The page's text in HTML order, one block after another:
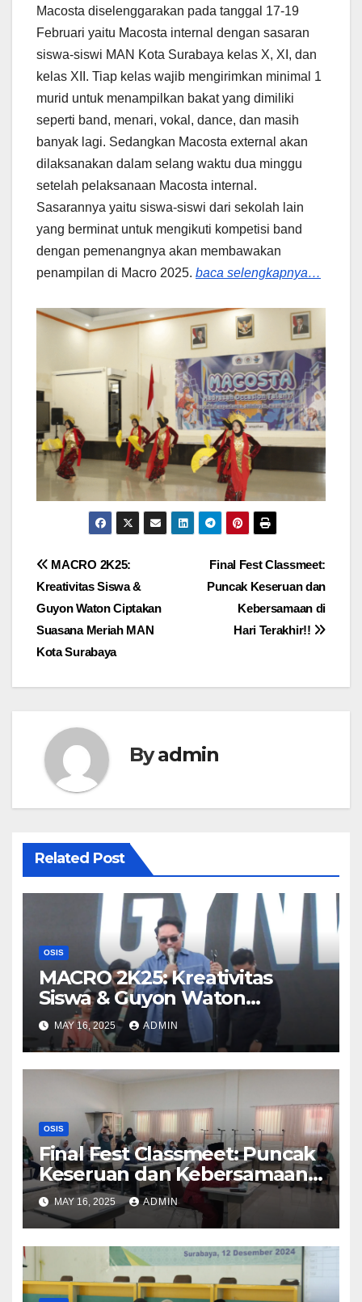
Macosta diselenggarakan pada tanggal 17-19
Februari yaitu Macosta internal dengan sasaran
siswa-siswi MAN Kota Surabaya kelas X, XI, dan
kelas XII. Tiap kelas wajib mengirimkan minimal 1
murid untuk menampilkan bakat yang dimiliki
seperti band, menari, vokal, dance, dan masih
banyak lagi. Sedangkan Macosta external akan
dilaksanakan dalam selang waktu dua minggu
setelah pelaksanaan Macosta internal.
Sasarannya yaitu siswa-siswi dari sekolah lain
yang berminat untuk mengikuti kompetisi band
dengan pemenangnya akan membawakan
penampilan di Macro 2025. baca selengkapnya…
Post
navigation
Final Fest Classmeet:
Puncak Keseruan dan
Kebersamaan di
Hari Terakhir!!
MACRO 2K25:
Kreativitas Siswa &
Guyon Waton Ciptakan
Suasana Meriah MAN
Kota Surabaya
Byadmin
Related Post
OSIS
MACRO 2K25: Kreativitas
Siswa & Guyon Waton
Ciptakan Suasana Meriah
MAN Kota Surabaya
MAY 16, 2025 ADMIN
OSIS
Final Fest Classmeet: Puncak
Keseruan dan Kebersamaan
di Hari Terakhir!!
MAY 16, 2025 ADMIN